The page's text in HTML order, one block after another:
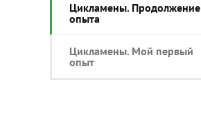
Цикламены. Продолжение
опыта
Цикламены. Мой первый
опыт